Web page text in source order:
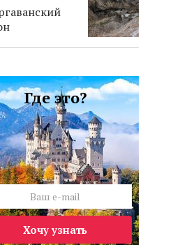
Где это?
Хочу узнать